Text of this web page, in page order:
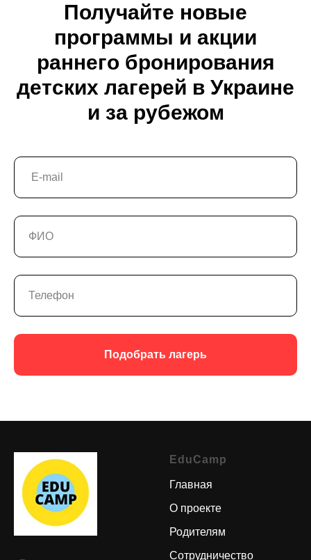
Получайте новые
программы и акции
раннего бронирования
детских лагерей в Украине
и за рубежом
Подобрать лагерь
EduCamp
Главная
О проекте
Родителям
Сотрудничество